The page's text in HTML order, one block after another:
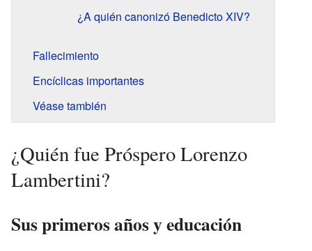
¿A quién canonizó Benedicto XIV?
Fallecimiento
Encíclicas importantes
Véase también
¿Quién fue Próspero Lorenzo
Lambertini?
Sus primeros años y educación